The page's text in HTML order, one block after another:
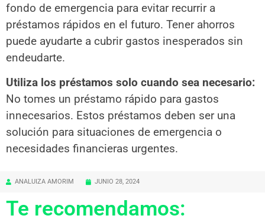
fondo de emergencia para evitar recurrir a
préstamos rápidos en el futuro. Tener ahorros
puede ayudarte a cubrir gastos inesperados sin
endeudarte.
Utiliza los préstamos solo cuando sea necesario:
No tomes un préstamo rápido para gastos
innecesarios. Estos préstamos deben ser una
solución para situaciones de emergencia o
necesidades financieras urgentes.
ANALUIZA AMORIM JUNIO 28, 2024
Te recomendamos: